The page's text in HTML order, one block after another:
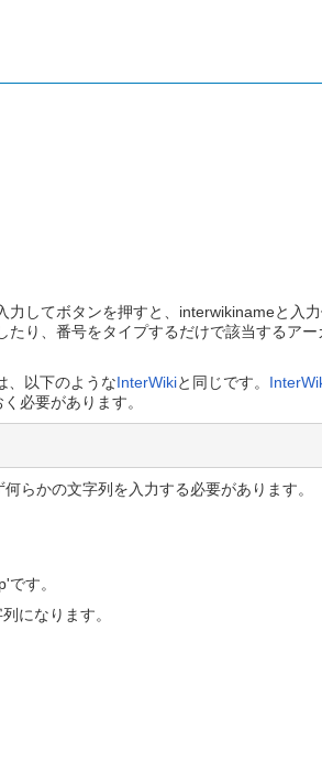
してボタンを押すと、interwikinameと入
り、番号をタイプするだけで該当するアー
、以下のようなInterWikiと同じです。
必要があります。
らかの文字列を入力する必要があります。
す。
になります。